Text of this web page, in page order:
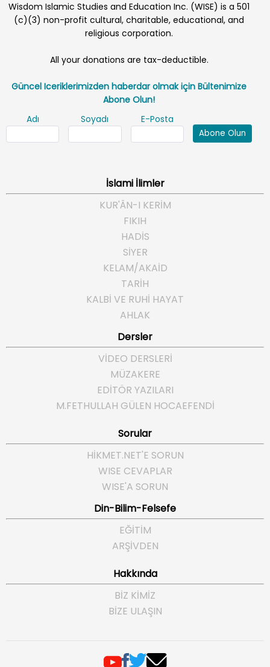
Wisdom Islamic Studies and Education Inc. (WISE) is a 501
(c)(3) non-profit cultural, charitable, educational, and
religious corporation.
All your donations are tax-deductible.
Güncel Iceriklerimizden haberdar olmak için Bültenimize
Abone Olun!
Adı
Soyadı E-Posta
Abone Olun
İslami İlimler
KUR'ÂN-I KERİM
FIKIH
HADİS
SİYER
KELAM/AKAİD
TARİH
KALBİ VE RUHİ HAYAT
AHLAK
Dersler
VİDEO DERSLERİ
MÜZAKERE
EDİTÖR YAZILARI
M.FETHULLAH GÜLEN HOCAEFENDI
Sorular
HIKMET.NET'E SORUN
WISE CEVAPLAR
WISE'A SORUN
Din-Bilim-Felsefe
EĞITIM
ARŞIVDEN
Hakkında
BIZ KIMIZ
BIZE ULAŞIN